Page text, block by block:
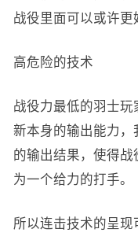
战役里面可以或许更
高危险的技术
战役力最低的羽士
新本身的输出能力
的输出结果，使得
为一个给力的打手。
所以连击技术的呈